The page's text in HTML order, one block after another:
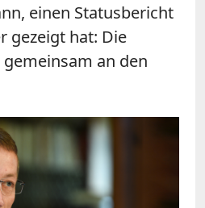
einen Statusbericht
gezeigt hat: Die
an den